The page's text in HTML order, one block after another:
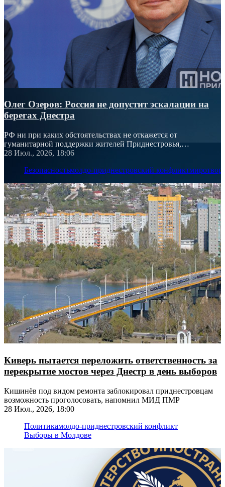
Олег Озеров: Россия не допустит эскалации на
берегах Днестра
РФ ни при каких обстоятельствах не откажется от
гуманитарной поддержки жителей Приднестровья,
подчеркнул посол России
28 Июл., 2026, 18:06
Безопасностьмолдо-приднестровский конфликт
Киверь пытается переложить ответственность за
перекрытие мостов через Днестр в день выборов
Кишинёв под видом ремонта заблокировал приднестровцам
возможность проголосовать, напомнил МИД ПМР
28 Июл., 2026, 18:00
Политикамолдо-приднестровский конфликт
Выборы в Молдове